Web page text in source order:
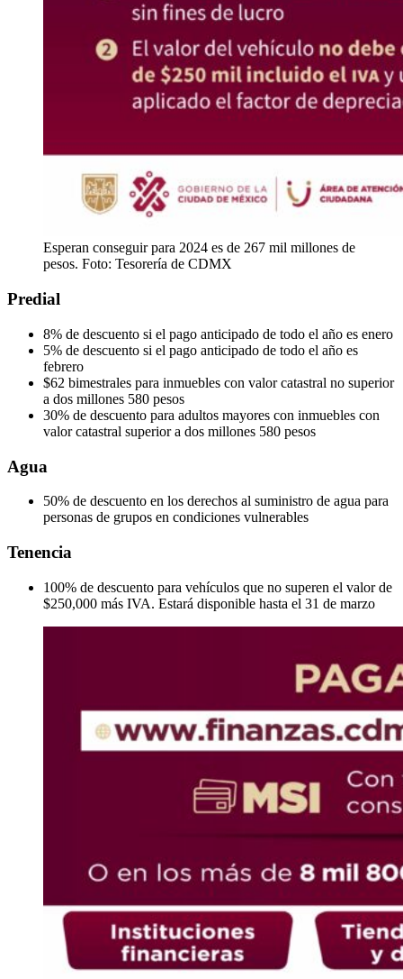
Esperan conseguir para 2024 es de 267 mil millones de
pesos. Foto: Tesorería de CDMX
Predial
8% de descuento si el pago anticipado de todo el año es enero
5% de descuento si el pago anticipado de todo el año es
febrero
$62 bimestrales para inmuebles con valor catastral no superior
a dos millones 580 pesos
30% de descuento para adultos mayores con inmuebles con
valor catastral superior a dos millones 580 pesos
Agua
50% de descuento en los derechos al suministro de agua para
personas de grupos en condiciones vulnerables
Tenencia
100% de descuento para vehículos que no superen el valor de
$250,000 más IVA. Estará disponible hasta el 31 de marzo